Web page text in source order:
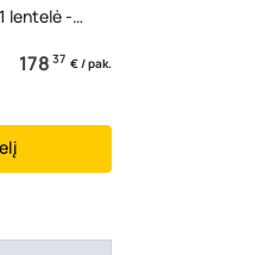
lentelė -
178 37 € / pak.